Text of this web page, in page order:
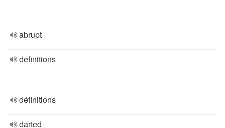
abrupt
definitions
définitions
darted